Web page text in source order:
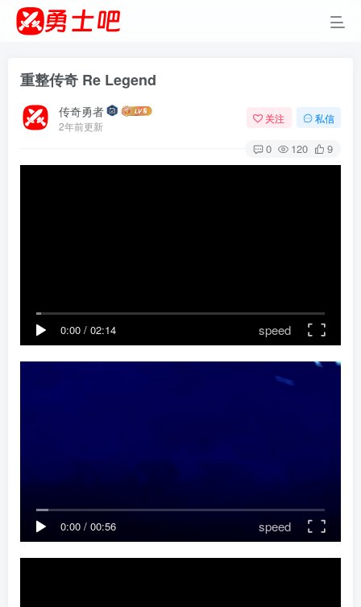
重整传奇 Re Legend
传奇勇者
2年前更新
关注 私信
0 120 9
0:00 / 02:14 speed
0:00 / 00:56 speed